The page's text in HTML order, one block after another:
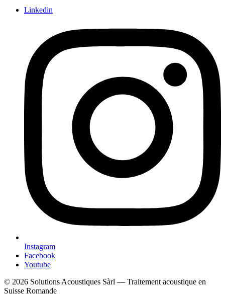
Linkedin
Instagram
Facebook
Youtube
© 2026 Solutions Acoustiques Sàrl — Traitement acoustique en
Suisse Romande